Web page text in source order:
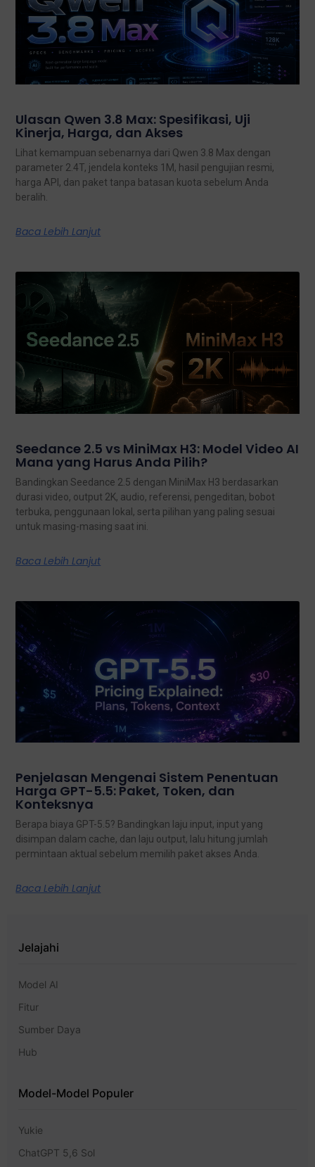
Ulasan Qwen 3.8 Max: Spesifikasi, Uji
Kinerja, Harga, dan Akses
Lihat kemampuan sebenarnya dari Qwen 3.8 Max dengan
parameter 2.4T, jendela konteks 1M, hasil pengujian resmi,
harga API, dan paket tanpa batasan kuota sebelum Anda
beralih.
Baca Lebih Lanjut
Seedance 2.5 vs MiniMax H3: Model Video AI
Mana yang Harus Anda Pilih?
Bandingkan Seedance 2.5 dengan MiniMax H3 berdasarkan
durasi video, output 2K, audio, referensi, pengeditan, bobot
terbuka, penggunaan lokal, serta pilihan yang paling sesuai
untuk masing-masing saat ini.
Baca Lebih Lanjut
Penjelasan Mengenai Sistem Penentuan
Harga GPT-5.5: Paket, Token, dan
Konteksnya
Berapa biaya GPT-5.5? Bandingkan laju input, input yang
disimpan dalam cache, dan laju output, lalu hitung jumlah
permintaan aktual sebelum memilih paket akses Anda.
Baca Lebih Lanjut
Jelajahi
Model AI
Fitur
Sumber Daya
Hub
Model-Model Populer
Yukie
ChatGPT 5,6 Sol